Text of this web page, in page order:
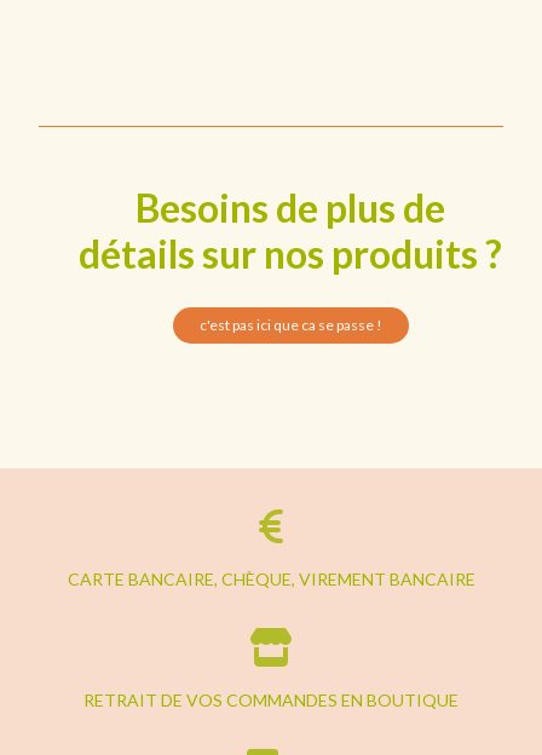
Besoins de plus de
détails sur nos produits ?
c'est pas ici que ca se passe !
CARTE BANCAIRE, CHÈQUE, VIREMENT BANCAIRE
RETRAIT DE VOS COMMANDES EN BOUTIQUE